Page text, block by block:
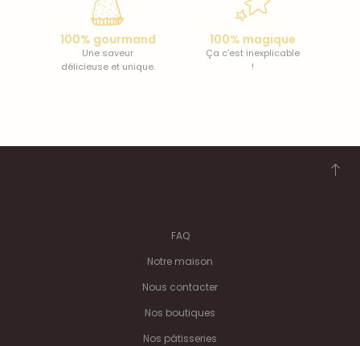
100% gourmand
Une saveur
délicieuse et unique.
100% magique
Ça c’est inexplicable
!
FAQ
Notre maison
Nous contacter
Nos boutiques
Nos pâtisseries